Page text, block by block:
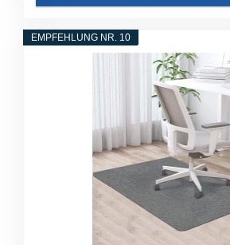
EMPFEHLUNG NR. 10